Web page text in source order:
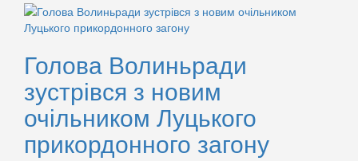
Голова Волиньради
зустрівся з новим
очільником Луцького
прикордонного загону